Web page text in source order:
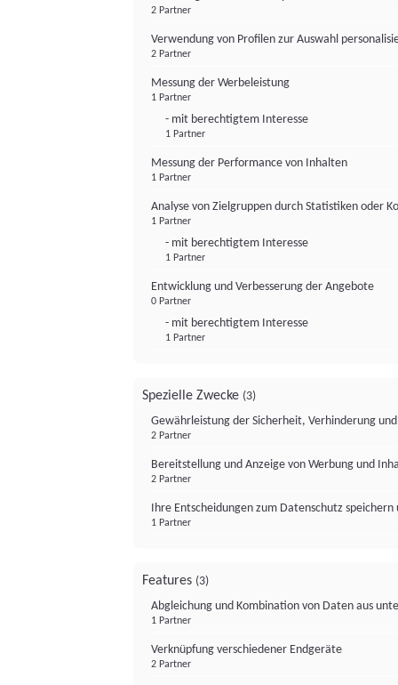
2 Partner
Verwendung von Profilen zur Auswahl
2 Partner
Messung der Werbeleistung
1 Partner
- mit berechtigtem Interesse
1 Partner
Messung der Performance von Inhalten
1 Partner
Analyse von Zielgruppen durch Statistiken oder
1 Partner
- mit berechtigtem Interesse
1 Partner
Entwicklung und Verbesserung der Angebote
0 Partner
- mit berechtigtem Interesse
1 Partner
Spezielle Zwecke (3)
Gewährleistung der Sicherheit, Verhinderung
2 Partner
Bereitstellung und Anzeige von Werbung und
2 Partner
Ihre Entscheidungen zum Datenschutz
1 Partner
Features (3)
Abgleichung und Kombination von Daten aus
1 Partner
Verknüpfung verschiedener Endgeräte
2 Partner